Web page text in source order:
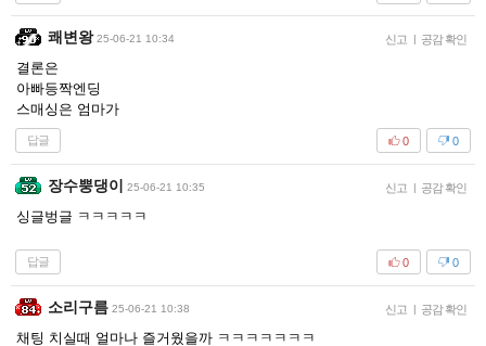
쾌변왕 25-06-21 10:34 신고 | 공감 확인
결론은
아빠등짝엔딩
스매싱은 엄마가
답글 0
0
장수뿡댕이 25-06-21 10:35 신고 | 공감 확인
싱글벙글 ㅋㅋㅋㅋㅋ
답글 0
0
소리구름 25-06-21 10:38 신고 | 공감 확인
채팅 치실때 얼마나 즐거웠을까 ㅋㅋㅋㅋㅋㅋㅋ